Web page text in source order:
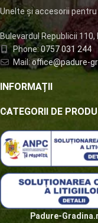
Unelte și accesorii pentru
Bulevardul Republicii
Phone:0757 031 244
Mail:office@padure-
INFORMAȚII
CATEGORII DE
Padure-